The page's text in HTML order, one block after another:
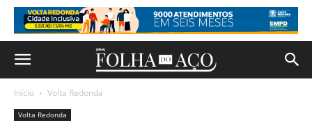
Início Volta Redonda
Volta Redonda